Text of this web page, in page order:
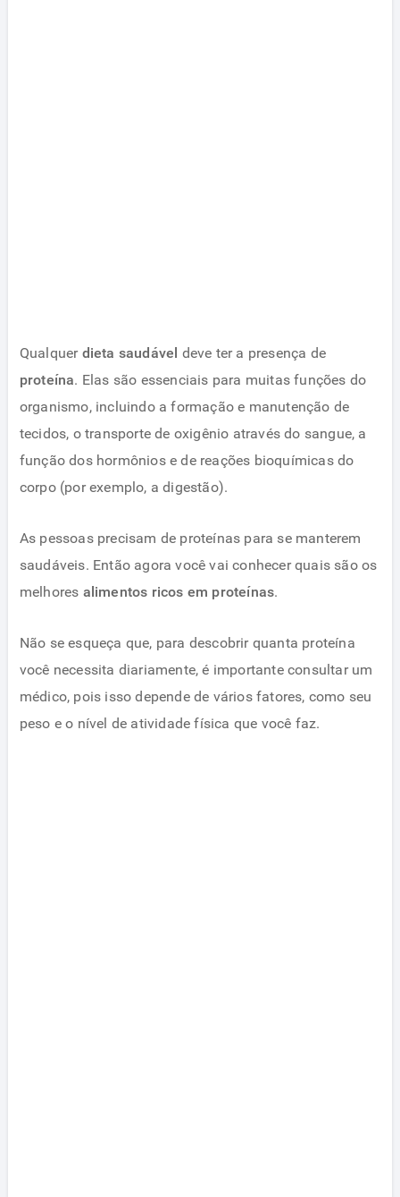
Qualquer dieta saudável deve ter a presença de
proteína. Elas são essenciais para muitas funções do
organismo, incluindo a formação e manutenção de
tecidos, o transporte de oxigênio através do sangue, a
função dos hormônios e de reações bioquímicas do
corpo (por exemplo, a digestão).
As pessoas precisam de proteínas para se manterem
saudáveis. Então agora você vai conhecer quais são os
melhores alimentos ricos em proteínas.
Não se esqueça que, para descobrir quanta proteína
você necessita diariamente, é importante consultar um
médico, pois isso depende de vários fatores, como seu
peso e o nível de atividade física que você faz.